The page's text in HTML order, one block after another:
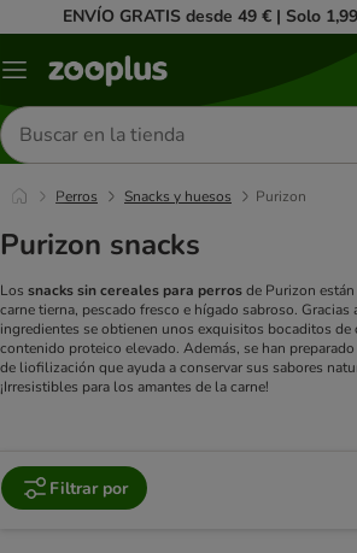
ENVÍO GRATIS desde 49 € | Solo
Menú
Buscar
productos
Perros Snacks y huesos Purizon
Purizon snacks
Los snacks sin cereales para perrosde Purizon
carne tierna, pescado fresco e hígado sabroso. Gracias
ingredientes se obtienen unos exquisitos bocaditos
contenido proteico elevado. Además, se han
de liofilización que ayuda a conservar sus sabores
¡Irresistibles para los amantes de la carne!
Filtrar por